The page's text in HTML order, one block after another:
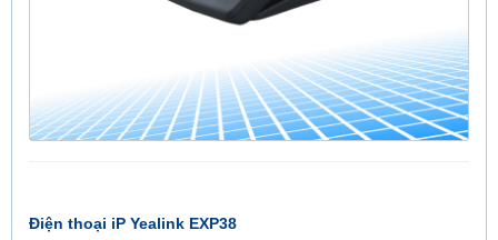
Điện thoại iP Yealink EXP38